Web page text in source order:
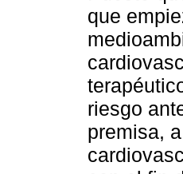
que
riesgo
premisa,